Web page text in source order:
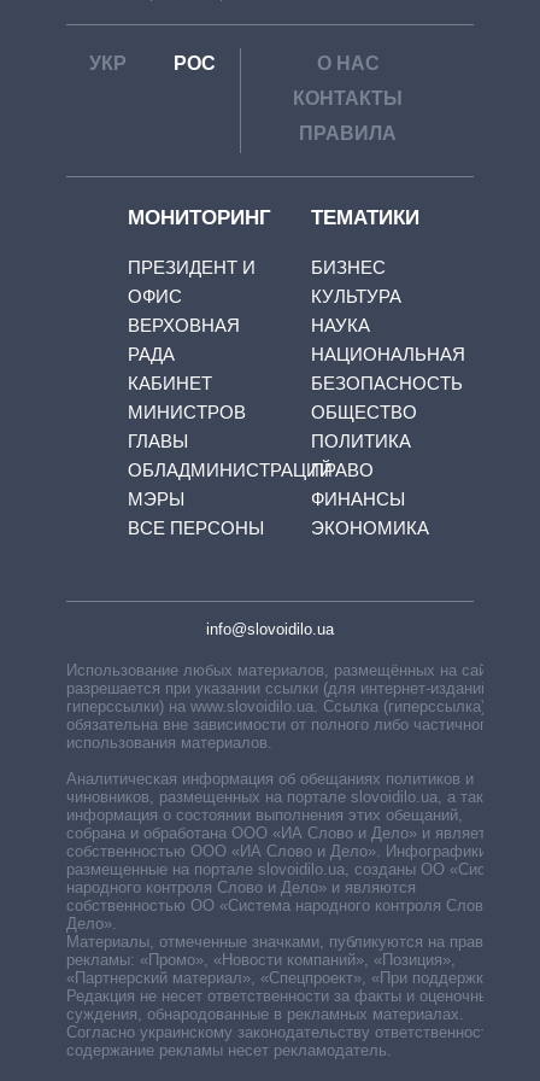
УКР РОС
О НАС
КОНТАКТЫ
ПРАВИЛА
МОНИТОРИНГ
ПРЕЗИДЕНТ И
ОФИС
ВЕРХОВНАЯ
РАДА
КАБИНЕТ
МИНИСТРОВ
ГЛАВЫ
ОБЛАДМИНИСТРАЦИЙ
МЭРЫ
ВСЕ ПЕРСОНЫ
ТЕМАТИКИ
БИЗНЕС
КУЛЬТУРА
НАУКА
НАЦИОНАЛЬНАЯ
БЕЗОПАСНОСТЬ
ОБЩЕСТВО
ПОЛИТИКА
ПРАВО
ФИНАНСЫ
ЭКОНОМИКА
info@slovoidilo.ua
Использование любых материалов, размещённых на сайте,
разрешается при указании ссылки (для интернет-изданий —
гиперссылки) на www.slovoidilo.ua. Ссылка (гиперссылка)
обязательна вне зависимости от полного либо частичного
использования материалов.
Аналитическая информация об обещаниях политиков и
чиновников, размещенных на портале slovoidilo.ua, а также
информация о состоянии выполнения этих обещаний,
собрана и обработана ООО «ИА Слово и Дело» и является
собственностью ООО «ИА Слово и Дело». Инфографики,
размещенные на портале slovoidilo.ua, созданы ОО «Система
народного контроля Слово и Дело» и являются
собственностью ОО «Система народного контроля Слово и
Дело».
Материалы, отмеченные значками, публикуются на правах
рекламы: «Промо», «Новости компаний», «Позиция»,
«Партнерский материал», «Спецпроект», «При поддержке».
Редакция не несет ответственности за факты и оценочные
суждения, обнародованные в рекламных материалах.
Согласно украинскому законодательству ответственность за
содержание рекламы несет рекламодатель.